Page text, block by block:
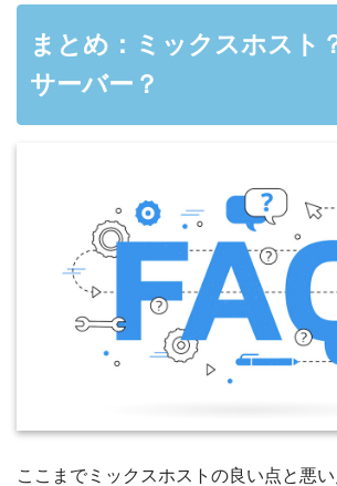
まとめ：ミックスホスト
サーバー？
ここまでミックスホストの良い点と悪